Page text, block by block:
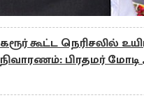
கரூர் கூட்ட நெரிசலில்
நிவாரணம்: பிரதமர் மோடி